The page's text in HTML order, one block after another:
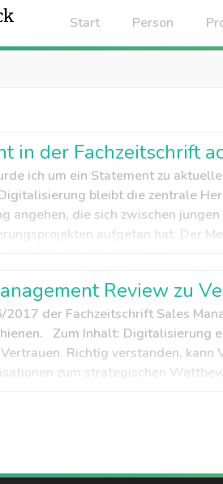
Start Person
in der Fachzeitschrift
ich um ein Statement zu
bleibt die zentrale
angehen, die sich zwischen
aufgetan hat. Der
Review zu
2017 der Fachzeitschrift Sales
Zum Inhalt: Digitalisierung
Richtig verstanden,
zum strategischen